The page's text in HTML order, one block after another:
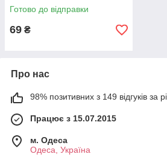
Готово до відправки
69 ₴
Про нас
98% позитивних з 149 відгуків за
Працює з 15.07.2015
м. Одеса
Одеса, Україна